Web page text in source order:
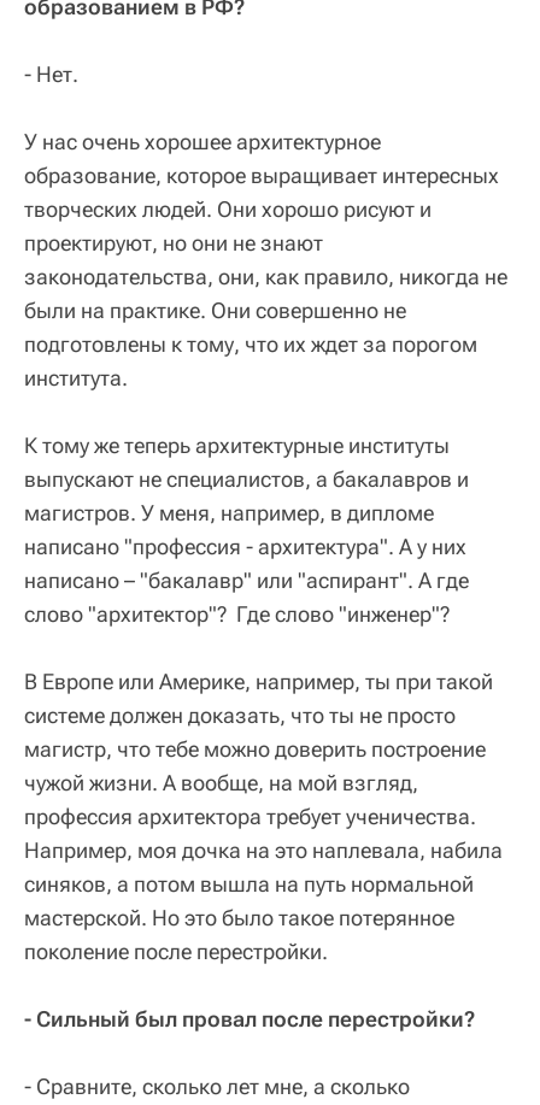
образованием в РФ?
- Нет.
У нас очень хорошее архитектурное
образование, которое выращивает интересных
творческих людей. Они хорошо рисуют и
проектируют, но они не знают
законодательства, они, как правило, никогда не
были на практике. Они совершенно не
подготовлены к тому, что их ждет за порогом
института.
К тому же теперь архитектурные институты
выпускают не специалистов, а бакалавров и
магистров. У меня, например, в дипломе
написано "профессия - архитектура". А у них
написано – "бакалавр" или "аспирант". А где
слово "архитектор"? Где слово "инженер"?
В Европе или Америке, например, ты при такой
системе должен доказать, что ты не просто
магистр, что тебе можно доверить построение
чужой жизни. А вообще, на мой взгляд,
профессия архитектора требует ученичества.
Например, моя дочка на это наплевала, набила
синяков, а потом вышла на путь нормальной
мастерской. Но это было такое потерянное
поколение после перестройки.
- Сильный был провал после перестройки?
- Сравните, сколько лет мне, а сколько